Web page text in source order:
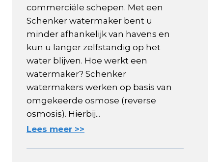
commerciële schepen. Met een
Schenker watermaker bent u
minder afhankelijk van havens en
kun u langer zelfstandig op het
water blijven. Hoe werkt een
watermaker? Schenker
watermakers werken op basis van
omgekeerde osmose (reverse
osmosis). Hierbij...
Lees meer >>